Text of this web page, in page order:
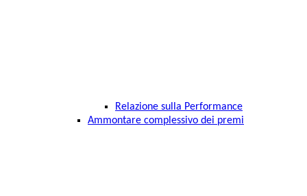
Relazione sulla Performance
Ammontare complessivo dei premi